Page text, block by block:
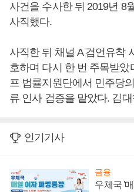
사건을 수사한 뒤 2019년 8
사직했다.
사직한 뒤 채널 A 검언유착
호하며 다시 한 번 주목받았
프 법률지원단에서 민주당
류 인사 검증을 맡았다. 김
인기기사
금융
우체국 '